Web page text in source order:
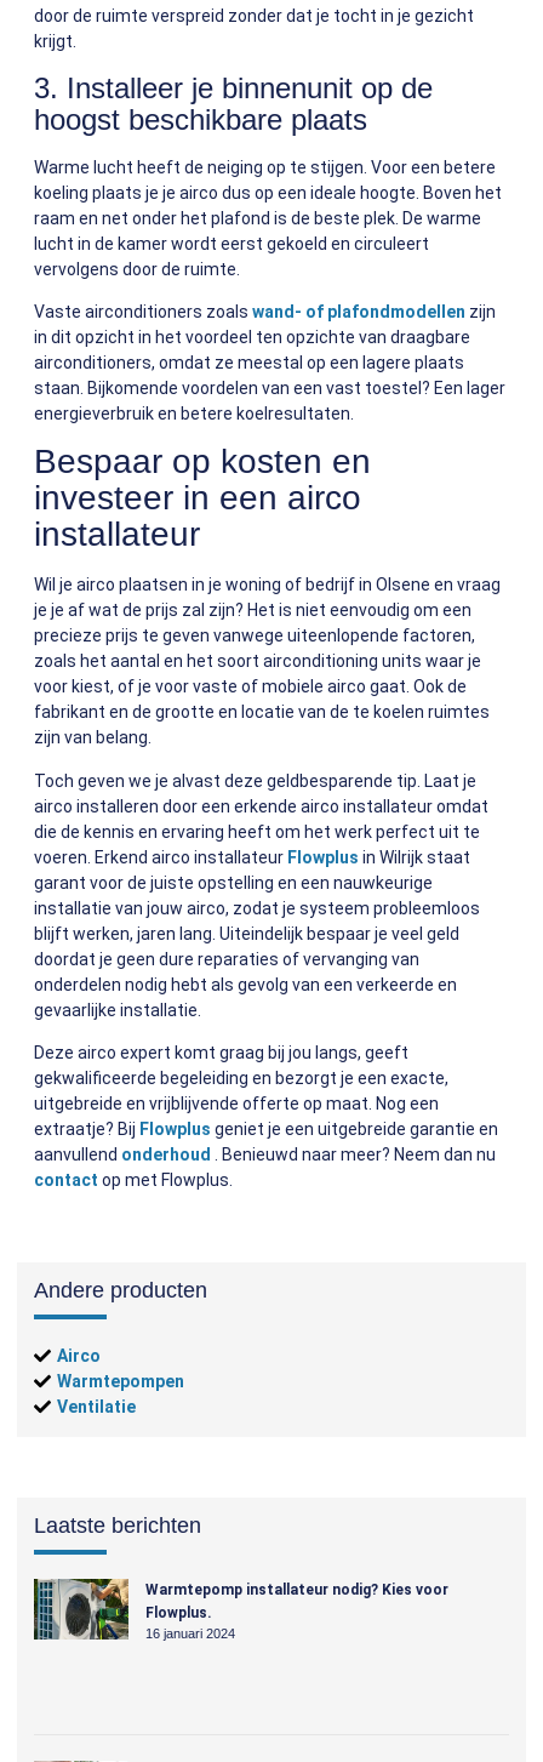
door de ruimte verspreid zonder dat je tocht in je gezicht
krijgt.
3. Installeer je binnenunit op de
hoogst beschikbare plaats
Warme lucht heeft de neiging op te stijgen. Voor een betere
koeling plaats je je airco dus op een ideale hoogte. Boven het
raam en net onder het plafond is de beste plek. De warme
lucht in de kamer wordt eerst gekoeld en circuleert
vervolgens door de ruimte.
Vaste airconditioners zoals wand- of plafondmodellen zijn
in dit opzicht in het voordeel ten opzichte van draagbare
airconditioners, omdat ze meestal op een lagere plaats
staan. Bijkomende voordelen van een vast toestel? Een lager
energieverbruik en betere koelresultaten.
Bespaar op kosten en
investeer in een airco
installateur
Wil je airco plaatsen in je woning of bedrijf in Olsene en vraag
je je af wat de prijs zal zijn? Het is niet eenvoudig om een
precieze prijs te geven vanwege uiteenlopende factoren,
zoals het aantal en het soort airconditioning units waar je
voor kiest, of je voor vaste of mobiele airco gaat. Ook de
fabrikant en de grootte en locatie van de te koelen ruimtes
zijn van belang.
Toch geven we je alvast deze geldbesparende tip. Laat je
airco installeren door een erkende airco installateur omdat
die de kennis en ervaring heeft om het werk perfect uit te
voeren. Erkend airco installateur Flowplus in Wilrijk staat
garant voor de juiste opstelling en een nauwkeurige
installatie van jouw airco, zodat je systeem probleemloos
blijft werken, jaren lang. Uiteindelijk bespaar je veel geld
doordat je geen dure reparaties of vervanging van
onderdelen nodig hebt als gevolg van een verkeerde en
gevaarlijke installatie.
Deze airco expert komt graag bij jou langs, geeft
gekwalificeerde begeleiding en bezorgt je een exacte,
uitgebreide en vrijblijvende offerte op maat. Nog een
extraatje? Bij Flowplus geniet je een uitgebreide garantie en
aanvullend onderhoud . Benieuwd naar meer? Neem dan nu
contact op met Flowplus.
Andere producten
Airco
Warmtepompen
Ventilatie
Laatste berichten
Warmtepomp installateur nodig? Kies voor
Flowplus.
16 januari 2024